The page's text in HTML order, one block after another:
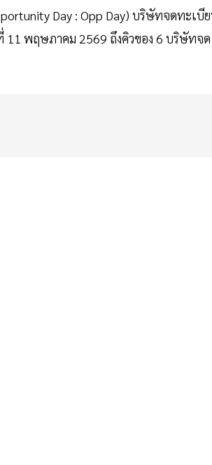
Day : Opp Day) บริษัทจดทะเบี
11 พฤษภาคม 2569 ถึงคิวของ 6 บริษัทจด